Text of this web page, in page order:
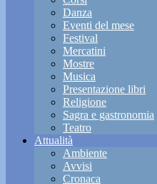
Danza
Eventi del mese
Festival
Mercatini
Mostre
Musica
Presentazione libri
Religione
Sagra e gastronomia
Teatro
Attualità
Ambiente
Avvisi
Cronaca